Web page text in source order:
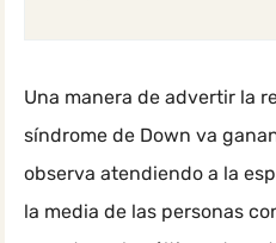
Una manera de advertir la
síndrome de Down va
observa atendiendo a la
la media de las personas